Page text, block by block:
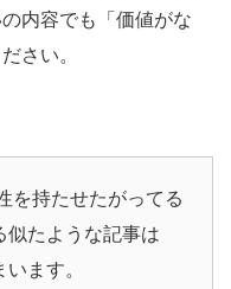
内容でも「価値がな
さい。
を持たせたがってる
似たような記事は
ます。